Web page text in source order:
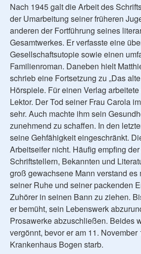
Nach 1945 galt die Arbeit des
der Umarbeitung seiner früheren
anderen der Fortführung seines
Gesamtwerkes. Er verfasste eine
Gesellschaftsutopie sowie einen
Familienroman. Daneben hielt
schrieb eine Fortsetzung zu „Das
Hörspiele. Für einen Verlag
Lektor. Der Tod seiner Frau Carola
sehr. Auch machte ihm sein
zunehmend zu schaffen. In den
seine Gehfähigkeit eingeschränkt.
Arbeitseifer nicht. Häufig empfing
Schriftstellern, Bekannten und
groß gewachsene Mann verstand es
seiner Ruhe und seiner packenden
Zuhörer in seinen Bann zu ziehen.
er bemüht, sein Lebenswerk
Prosawerke abzuschließen. Beides
vergönnt, bevor er am 11. November
Krankenhaus Bogen starb.